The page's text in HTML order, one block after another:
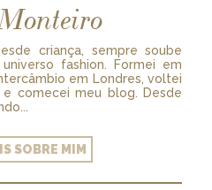
criança, sempre soube
fashion. Formei em
em Londres, voltei
comecei meu blog. Desde
SOBRE MIM